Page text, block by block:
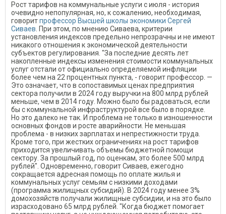
Рост тарифов на коммунальные услуги с июля - история
очевидно непопулярная, но, к сожалению, необходимая,
говоритпрофессор Высшей школы экономики Сергей
Сиваев . При этом, по мнению Сиваева, критерии
установления индексов предельно непрозрачны и не имеют
никакого отношения к экономической деятельности
субъектов регулирования. "За последние десять лет
накопленные индексы изменения стоимости коммунальных
услуг отстали от официально определяемой инфляции
более чем на 22 процентных пункта, - говорит профессор. —
Это означает, что в сопоставимых ценах предприятия
сектора получили в 2024 году выручки на 800 млрд рублей
меньше, чем в 2014 году. Можно было бы радоваться, если
бы с коммунальной инфраструктурой все было в порядке.
Но это далеко не так. И проблема не только в изношенности
основных фондов и росте аварийности. Не меньшая
проблема - в низких зарплатах и непрестижности труда.
Кроме того, при жестких ограничениях на рост тарифов
приходится увеличивать объемы бюджетной помощи
сектору. За прошлый год, по оценкам, это более 500 млрд
рублей". Одновременно, говорит Сиваев, ежегодно
сокращается адресная помощь по оплате жилья и
коммунальных услуг семьям с низкими доходами
(программа жилищных субсидий). В 2024 году менее 3%
домохозяйств получали жилищные субсидии, и на это было
израсходовано 65 млрд рублей. "Когда бюджет помогает